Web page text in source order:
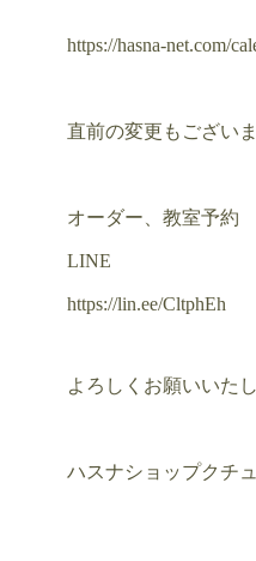
https://hasna-net.com/
直前の変更もござい
オーダー、教室予約
LINE
https://lin.ee/CltphEh
よろしくお願いいたし
ハスナショップクチ